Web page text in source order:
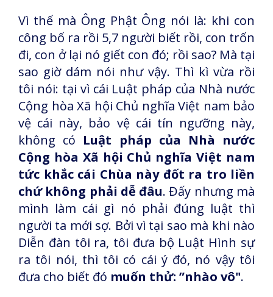
Vì thế mà Ông Phật Ông nói là: khi con
công bố ra rồi 5,7 người biết rồi, con trốn
đi, con ở lại nó giết con đó; rồi sao? Mà tại
sao giờ dám nói như vậy. Thì kì vừa rồi
tôi nói: tại vì cái Luật pháp của Nhà nước
Cộng hòa Xã hội Chủ nghĩa Việt nam bảo
vệ cái này, bảo vệ cái tín ngưỡng này,
không có Luật pháp của Nhà nước
Cộng hòa Xã hội Chủ nghĩa Việt nam
tức khắc cái Chùa này đốt ra tro liền
chứ không phải dễ đâu. Đấy nhưng mà
mình làm cái gì nó phải đúng luật thì
người ta mới sợ. Bởi vì tại sao mà khi nào
Diễn đàn tôi ra, tôi đưa bộ Luật Hình sự
ra tôi nói, thì tôi có cái ý đó, nó vậy tôi
đưa cho biết đó muốn thử: ”nhào vô".